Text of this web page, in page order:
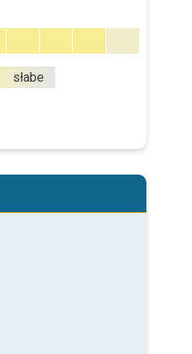
słabe